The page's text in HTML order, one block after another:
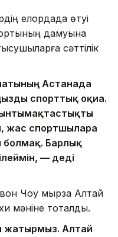
елордада өтуі
дамуына
сәттілік
Астанада
спорттық оқиға.
жас спортшыларға
болмақ. Барлық
— деді
Чоу мырза Алтай
мәніне тоқталды.
жатырмыз. Алтай